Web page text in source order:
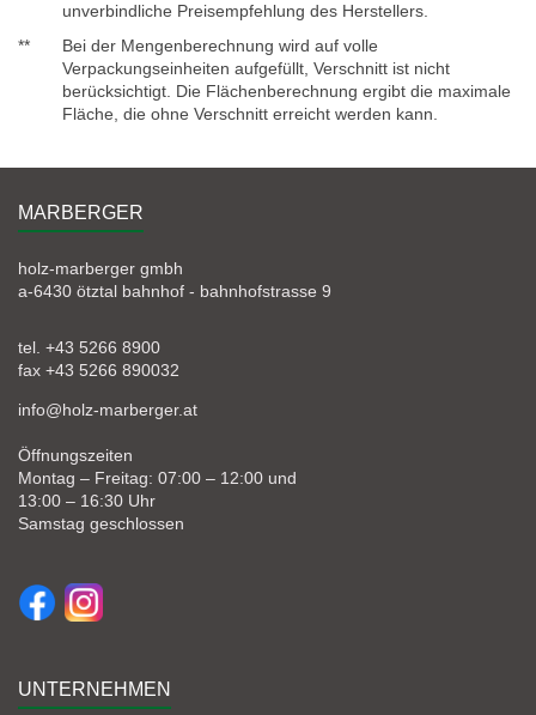
unverbindliche Preisempfehlung des Herstellers.
**
Bei der Mengenberechnung wird auf volle
Verpackungseinheiten aufgefüllt, Verschnitt ist nicht
berücksichtigt. Die Flächenberechnung ergibt die maximale
Fläche, die ohne Verschnitt erreicht werden kann.
MARBERGER
holz-marberger gmbh
a-6430 ötztal bahnhof - bahnhofstrasse 9
tel. +43 5266 8900
fax +43 5266 890032
info@holz-marberger.at
Öffnungszeiten
Montag – Freitag: 07:00 – 12:00 und
13:00 – 16:30 Uhr
Samstag geschlossen
UNTERNEHMEN